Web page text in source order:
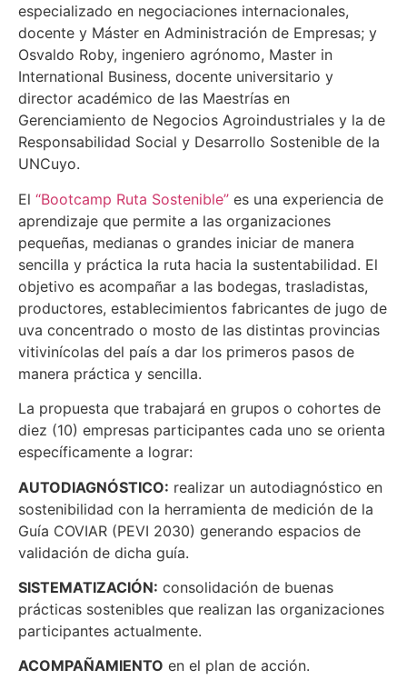
especializado en negociaciones internacionales,
docente y Máster en Administración de Empresas; y
Osvaldo Roby, ingeniero agrónomo, Master in
International Business, docente universitario y
director académico de las Maestrías en
Gerenciamiento de Negocios Agroindustriales y la de
Responsabilidad Social y Desarrollo Sostenible de la
UNCuyo.
El “Bootcamp Ruta Sostenible” es una experiencia de
aprendizaje que permite a las organizaciones
pequeñas, medianas o grandes iniciar de manera
sencilla y práctica la ruta hacia la sustentabilidad. El
objetivo es acompañar a las bodegas, trasladistas,
productores, establecimientos fabricantes de jugo de
uva concentrado o mosto de las distintas provincias
vitivinícolas del país a dar los primeros pasos de
manera práctica y sencilla.
La propuesta que trabajará en grupos o cohortes de
diez (10) empresas participantes cada uno se orienta
específicamente a lograr:
AUTODIAGNÓSTICO: realizar un autodiagnóstico en
sostenibilidad con la herramienta de medición de la
Guía COVIAR (PEVI 2030) generando espacios de
validación de dicha guía.
SISTEMATIZACIÓN: consolidación de buenas
prácticas sostenibles que realizan las organizaciones
participantes actualmente.
ACOMPAÑAMIENTO en el plan de acción.